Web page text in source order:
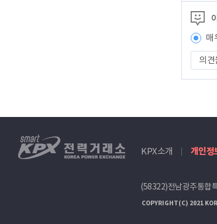
츠
정
보
책
임
자
매
견
을
주
전
래
소
KPX소개 개인정
(58322)전남광주통합
COPYRIGHT(C) 2021